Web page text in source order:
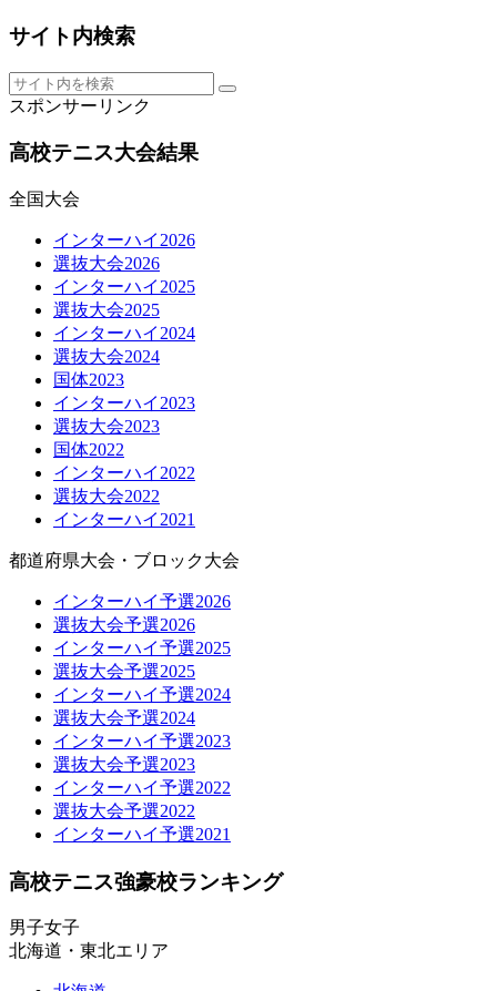
サイト内検索
スポンサーリンク
高校テニス大会結果
全国大会
インターハイ2026
選抜大会2026
インターハイ2025
選抜大会2025
インターハイ2024
選抜大会2024
国体2023
インターハイ2023
選抜大会2023
国体2022
インターハイ2022
選抜大会2022
インターハイ2021
都道府県大会・ブロック大会
インターハイ予選2026
選抜大会予選2026
インターハイ予選2025
選抜大会予選2025
インターハイ予選2024
選抜大会予選2024
インターハイ予選2023
選抜大会予選2023
インターハイ予選2022
選抜大会予選2022
インターハイ予選2021
高校テニス強豪校ランキング
男子女子
北海道・東北エリア